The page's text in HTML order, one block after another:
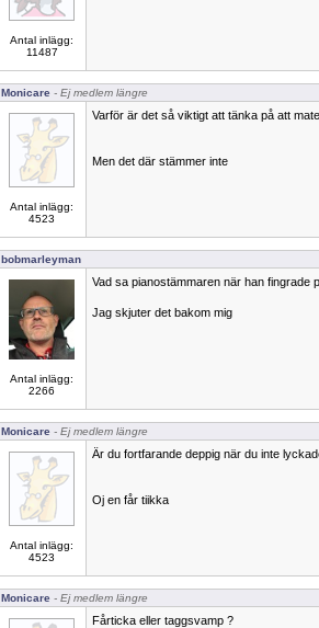
Antal inlägg:
11487
Monicare - Ej medlem längre
Antal inlägg:
4523
Varför är det så viktigt att tänka på att
Men det där stämmer inte
bobmarleyman
Antal inlägg:
2266
Vad sa pianostämmaren när han fingrade
Jag skjuter det bakom mig
Monicare - Ej medlem längre
Antal inlägg:
4523
Är du fortfarande deppig när du inte
Oj en får tiikka
Monicare - Ej medlem längre
Fårticka eller taggsvamp ?